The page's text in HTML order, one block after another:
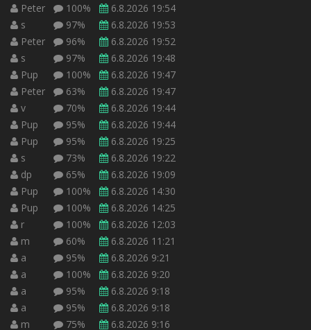
Peter 100%
6.8.2026 19:54
s
97%
6.8.2026 19:53
Peter
96%
6.8.2026 19:52
s
97%
6.8.2026 19:48
Pup
100%
6.8.2026 19:47
Peter
63%
6.8.2026 19:47
v
70%
6.8.2026 19:44
Pup
95%
6.8.2026 19:44
Pup
95%
6.8.2026 19:25
s
73%
6.8.2026 19:22
dp
65%
6.8.2026 19:09
Pup
100%
6.8.2026 14:30
Pup
100%
6.8.2026 14:25
r
100%
6.8.2026 12:03
m
60%
6.8.2026 11:21
a
95%
6.8.2026 9:21
a
100%
6.8.2026 9:20
a
95%
6.8.2026 9:18
a
95%
6.8.2026 9:18
m
75% 6.8.2026 9:16